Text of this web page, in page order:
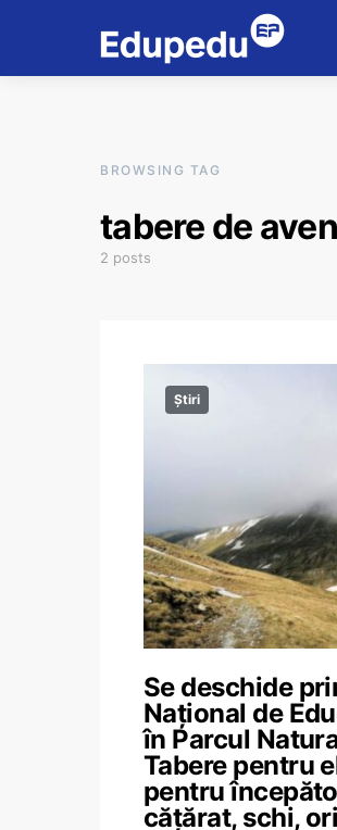
BROWSING TAG
tabere de
2 posts
Știri
Se deschide
Naţional de
în Parcul
Tabere pentru
pentru
căţărat, schi,